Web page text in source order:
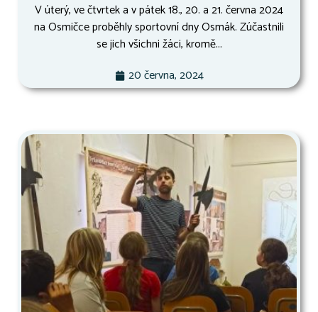
V úterý, ve čtvrtek a v pátek 18., 20. a 21. června 2024
na Osmičce proběhly sportovní dny Osmák. Zúčastnili
se jich všichni žáci, kromě...
20 června, 2024